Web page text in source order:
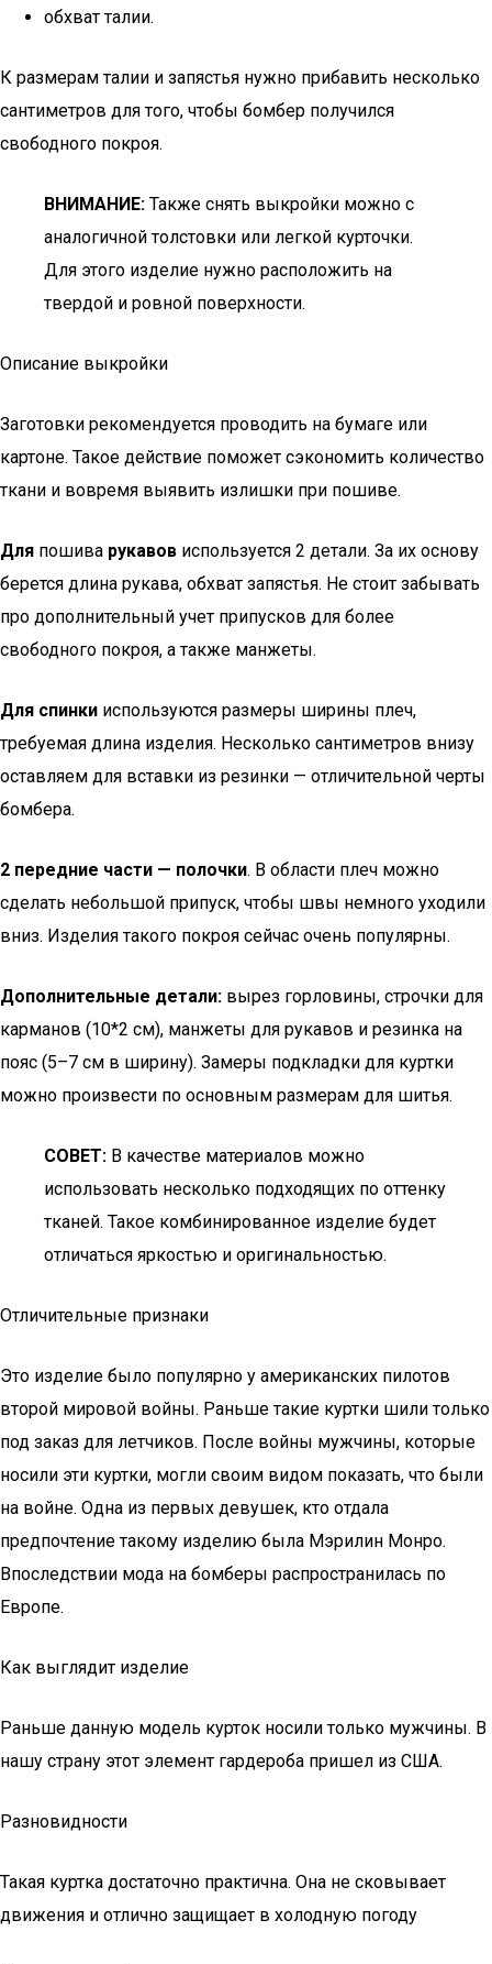
обхват талии.
К размерам талии и запястья нужно прибавить несколько
сантиметров для того, чтобы бомбер получился
свободного покроя.
ВНИМАНИЕ: Также снять выкройки можно с
аналогичной толстовки или легкой курточки.
Для этого изделие нужно расположить на
твердой и ровной поверхности.
Описание выкройки
Заготовки рекомендуется проводить на бумаге или
картоне. Такое действие поможет сэкономить количество
ткани и вовремя выявить излишки при пошиве.
Для пошива рукавов используется 2 детали. За их основу
берется длина рукава, обхват запястья. Не стоит забывать
про дополнительный учет припусков для более
свободного покроя, а также манжеты.
Для спинки используются размеры ширины плеч,
требуемая длина изделия. Несколько сантиметров внизу
оставляем для вставки из резинки — отличительной черты
бомбера.
2 передние части — полочки. В области плеч можно
сделать небольшой припуск, чтобы швы немного уходили
вниз. Изделия такого покроя сейчас очень популярны.
Дополнительные детали: вырез горловины, строчки для
карманов (10*2 см), манжеты для рукавов и резинка на
пояс (5–7 см в ширину). Замеры подкладки для куртки
можно произвести по основным размерам для шитья.
СОВЕТ: В качестве материалов можно
использовать несколько подходящих по оттенку
тканей. Такое комбинированное изделие будет
отличаться яркостью и оригинальностью.
Отличительные признаки
Это изделие было популярно у американских пилотов
второй мировой войны. Раньше такие куртки шили только
под заказ для летчиков. После войны мужчины, которые
носили эти куртки, могли своим видом показать, что были
на войне. Одна из первых девушек, кто отдала
предпочтение такому изделию была Мэрилин Монро.
Впоследствии мода на бомберы распространилась по
Европе.
Как выглядит изделие
Раньше данную модель курток носили только мужчины. В
нашу страну этот элемент гардероба пришел из США.
Разновидности
Такая куртка достаточно практична. Она не сковывает
движения и отлично защищает в холодную погоду